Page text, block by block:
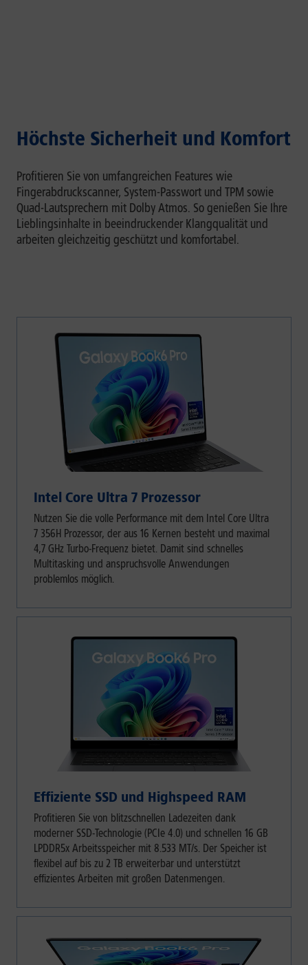
Höchste Sicherheit und Komfort
Profitieren Sie von umfangreichen Features wie
Fingerabdruckscanner, System-Passwort und TPM sowie
Quad-Lautsprechern mit Dolby Atmos. So genießen Sie Ihre
Lieblingsinhalte in beeindruckender Klangqualität und
arbeiten gleichzeitig geschützt und komfortabel.
Intel Core Ultra 7 Prozessor
Nutzen Sie die volle Performance mit dem Intel Core Ultra
7 356H Prozessor, der aus 16 Kernen besteht und maximal
4,7 GHz Turbo-Frequenz bietet. Damit sind schnelles
Multitasking und anspruchsvolle Anwendungen
problemlos möglich.
Effiziente SSD und Highspeed RAM
Profitieren Sie von blitzschnellen Ladezeiten dank
moderner SSD-Technologie (PCIe 4.0) und schnellen 16 GB
LPDDR5x Arbeitsspeicher mit 8.533 MT/s. Der Speicher ist
flexibel auf bis zu 2 TB erweiterbar und unterstützt
effizientes Arbeiten mit großen Datenmengen.